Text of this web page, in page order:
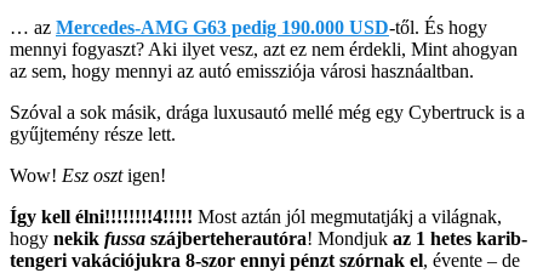
… az Mercedes-AMG G63 pedig 190.000 USD-től. És hogy
mennyi fogyaszt? Aki ilyet vesz, azt ez nem érdekli, Mint ahogyan
az sem, hogy mennyi az autó emissziója városi hasznáaltban.
Szóval a sok másik, drága luxusautó mellé még egy Cybertruck is a
gyűjtemény része lett.
Wow! Esz osztigen!
Így kell élni!!!!!!!!4!!!!! Most aztán jól megmutatjákj a világnak,
hogy nekik fussa szájberteherautóra! Mondjuk az 1 hetes karib-
tengeri vakációjukra 8-szor ennyi pénzt szórnak el, évente – de